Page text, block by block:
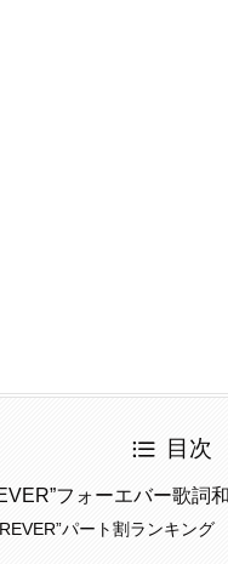
目次
フォーエバー歌詞
パート割ランキング